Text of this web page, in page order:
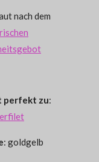
nach dem
perfekt zu:
: goldgelb